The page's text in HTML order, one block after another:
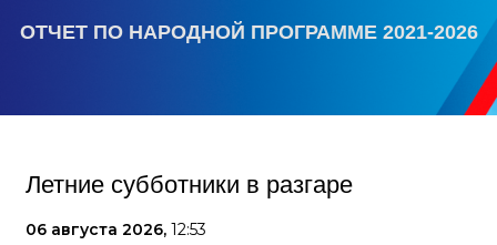
ОТЧЕТ ПО НАРОДНОЙ ПРОГРАММЕ 2021-2026
Летние субботники в разгаре
06 августа 2026, 12:53